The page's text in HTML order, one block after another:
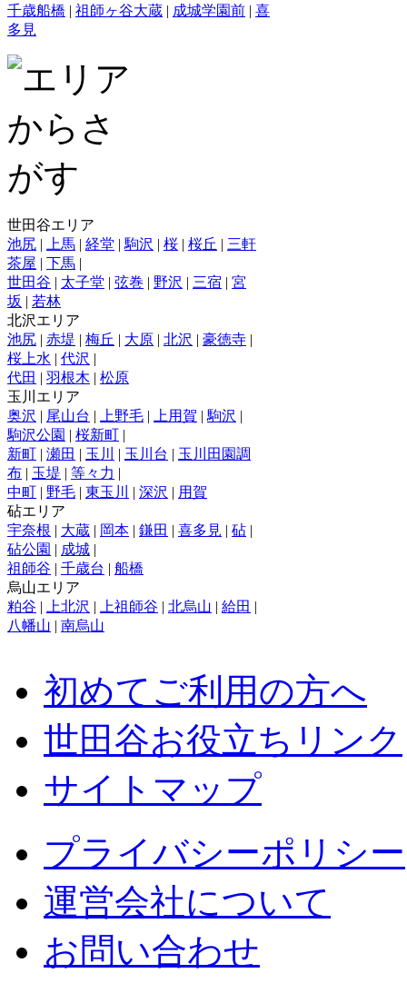
千歳船橋 | 祖師ヶ谷大蔵 | 成城学園前 | 喜
多見
世田谷エリア
池尻 | 上馬 | 経堂 | 駒沢 | 桜 | 桜丘 | 三軒
茶屋 | 下馬 |
世田谷 | 太子堂 | 弦巻 | 野沢 | 三宿 | 宮
坂 | 若林
北沢エリア
池尻 | 赤堤 | 梅丘 | 大原 | 北沢 | 豪徳寺 |
桜上水 | 代沢 |
代田 | 羽根木 | 松原
玉川エリア
奥沢 | 尾山台 | 上野毛 | 上用賀 | 駒沢 |
駒沢公園 | 桜新町 |
新町 | 瀬田 | 玉川 | 玉川台 | 玉川田園調
布 | 玉堤 | 等々力 |
中町 | 野毛 | 東玉川 | 深沢 | 用賀
砧エリア
宇奈根 | 大蔵 | 岡本 | 鎌田 | 喜多見 | 砧 |
砧公園 | 成城 |
祖師谷 | 千歳台 | 船橋
烏山エリア
粕谷 | 上北沢 | 上祖師谷 | 北烏山 | 給田 |
八幡山 | 南烏山
初めてご利用の方へ
世田谷お役立ちリンク
サイトマップ
プライバシーポリシー
運営会社について
お問い合わせ